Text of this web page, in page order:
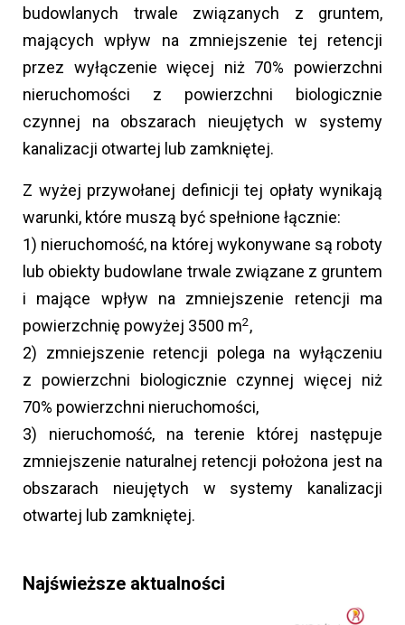
budowlanych trwale związanych z gruntem,
mających wpływ na zmniejszenie tej retencji
przez wyłączenie więcej niż 70% powierzchni
nieruchomości z powierzchni biologicznie
czynnej na obszarach nieujętych w systemy
kanalizacji otwartej lub zamkniętej.
Z wyżej przywołanej definicji tej opłaty wynikają
warunki, które muszą być spełnione łącznie:
1) nieruchomość, na której wykonywane są roboty
lub obiekty budowlane trwale związane z gruntem
i mające wpływ na zmniejszenie retencji ma
powierzchnię powyżej 3500 m2,
2) zmniejszenie retencji polega na wyłączeniu
z powierzchni biologicznie czynnej więcej niż
70% powierzchni nieruchomości,
3) nieruchomość, na terenie której następuje
zmniejszenie naturalnej retencji położona jest na
obszarach nieujętych w systemy kanalizacji
otwartej lub zamkniętej.
Najświeższe aktualności